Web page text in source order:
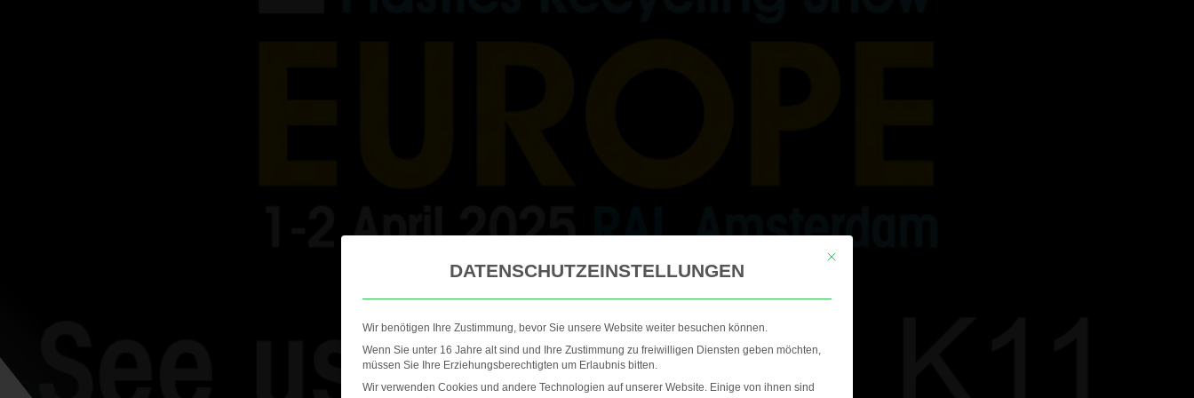
This button closes the dialog. Its functionality is identical to the Nur
DATENSCHUTZEINSTELLUNGEN
Wir benötigen Ihre Zustimmung, bevor Sie unsere Website weiter besuchen können.
Wenn Sie unter 16 Jahre alt sind und Ihre Zustimmung zu freiwilligen Diensten geben möchten,
müssen Sie Ihre Erziehungsberechtigten um Erlaubnis bitten.
Wir verwenden Cookies und andere Technologien auf unserer Website. Einige von ihnen sind